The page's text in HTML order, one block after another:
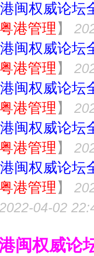
港闽权威论
港管理 】
港闽权威论
港管理 】
港闽权威论
港管理 】
港闽权威论
港管理 】
港闽权威论
港管理 】
04-02
闽权威